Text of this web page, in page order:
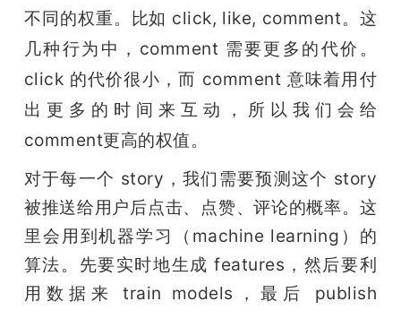
不同的权重。比如 click, like, comment。这
几种行为中，comment 需要更多的代价。
click 的代价很小，而 comment 意味着用付
出更多的时间来互动，所以我们会给
comment更高的权值。
对于每一个 story，我们需要预测这个 story
被推送给用户后点击、点赞、评论的概率。这
里会用到机器学习（machine learning）的
算法。先要实时地生成 features，然后要利
用数据来 train models，最后 publish